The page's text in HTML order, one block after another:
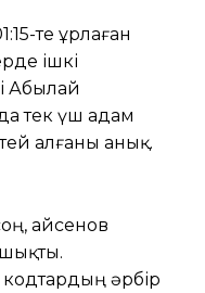
те ұрлаған
ішкі
Абылай
тек үш адам
алғаны анық.
Қайсенов
әрбір